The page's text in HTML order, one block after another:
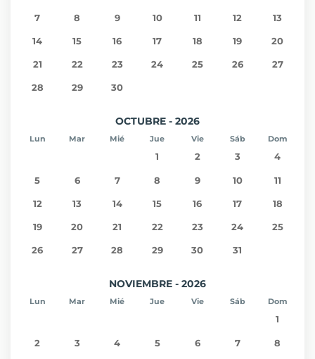
7 8 9 10 11 12 13
14 15 16 17 18 19 20
21 22 23 24 25 26 27
28 29 30
OCTUBRE - 2026
Lun Mar Mié Jue Vie Sáb Dom
1 2 3 4
5 6 7 8 9 10 11
12 13 14 15 16 17 18
19 20 21 22 23 24 25
26 27 28 29 30 31
NOVIEMBRE - 2026
Lun Mar Mié Jue Vie Sáb Dom
1
2 3 4 5 6 7 8